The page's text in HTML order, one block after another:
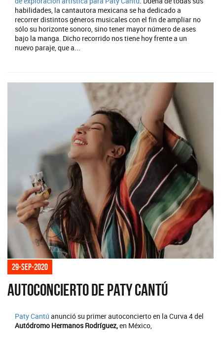
habilidades, la cantautora mexicana se ha dedicado a
recorrer distintos géneros musicales con el fin de ampliar no
sólo su horizonte sonoro, sino tener mayor número de ases
bajo la manga. Dicho recorrido nos tiene hoy frente a un
nuevo paraje, que a...
29-sep-2020
Autoconcierto de Paty Cantú
Paty Cantú anunció su primer autoconcierto en la Curva 4 del
Autódromo Hermanos Rodríguez,en México,